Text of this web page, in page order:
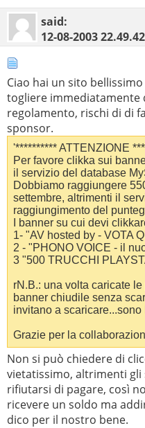
said:
12-08-200322.49.42
Ciao hai un sito
togliere immediatamente
regolamento, rischi di di
sponsor.
'********** ATTENZIONE
Per favore clikka sui
il servizio del database
Dobbiamo raggiungere
settembre, altrimenti il
raggiungimento del
I banner su cui devi
1- "AV hosted by - VOTA
2 - "PHONO VOICE - il
3 "500 TRUCCHI
rN.B.: una volta caricate
banner chiudile senza
invitano a scaricare...sono
Grazie per la
Non si può chiedere di
vietatissimo, altrimenti
rifiutarsi di pagare, così
ricevere un soldo ma
dico per il nostro bene.